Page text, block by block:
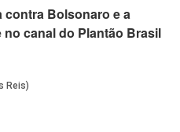
contra Bolsonaro e a
canal do Plantão Brasil